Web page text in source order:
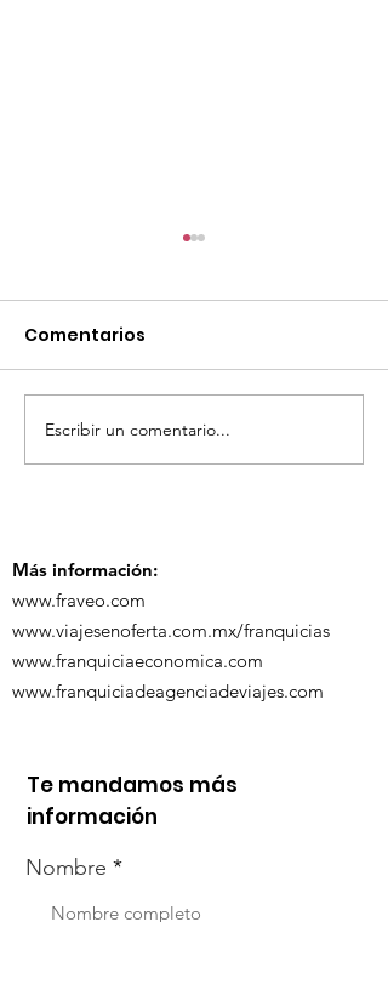
TourTravelynByFraveo
participó en la
Comentarios
Escribir un comentario...
Más información:
www.fraveo.com
www.viajesenoferta.com.mx/franquicias
www.franquiciaeconomica.com
www.franquiciadeagenciadeviajes.com
Te mandamos más
información
Nombre